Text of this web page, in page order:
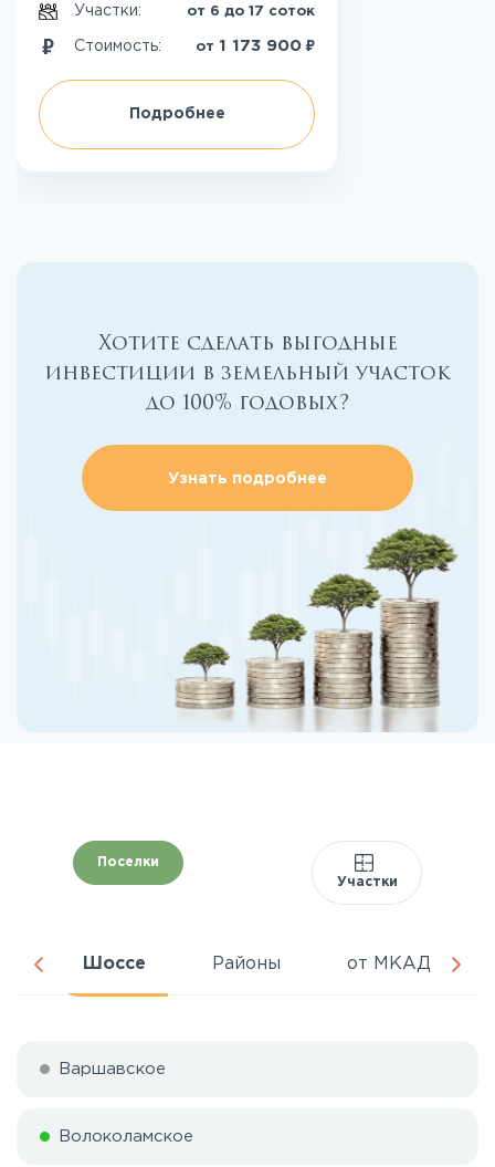
Участки: от 6 до 17 соток
Стоимость: от 1 173 900 ₽
Подробнее
Хотите сделать выгодные
инвестиции в земельный участок
до 100% годовых?
Узнать подробнее
Поселки
Участки
Шоссе Районы от МКАД
Варшавское
Волоколамское